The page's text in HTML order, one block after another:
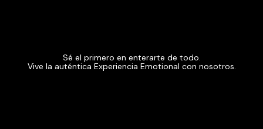
Sé el primero en enterarte de todo.
Vive la auténtica Experiencia Emotional con nosotros.